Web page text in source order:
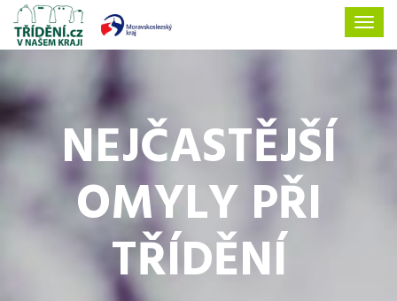
NEJČASTĚJŠÍ
OMYLY PŘI
TŘÍDĚNÍ